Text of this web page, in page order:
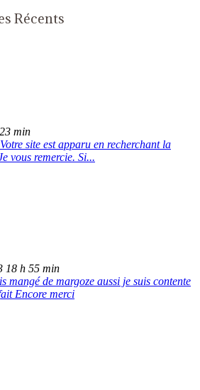
Récents
min
site est apparu en recherchant la
vous remercie. Si...
18 h 55 min
mangé de margoze aussi je suis contente
Encore merci